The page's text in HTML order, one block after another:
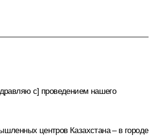
с] проведением нашего
центров Казахстана – в городе